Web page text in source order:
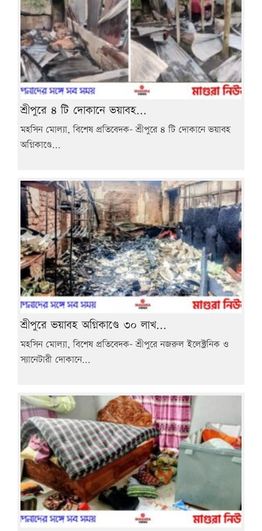
শ্রীপুরে ৪ টি দোকানে ভয়াবহ...
মহসিন মোল্যা, বিশেষ প্রতিবেদক- শ্রীপুরে ৪ টি দোকানে ভয়াবহ
অগ্নিকাণ্ডে...
শ্রীপুরে ভয়াবহ অগ্নিকাণ্ডে ৩০ লাখ...
মহসিন মোল্যা, বিশেষ প্রতিবেদক- শ্রীপুরে নজরুল ইলেক্ট্রনিক ও
স্যানেটারী দোকানে...